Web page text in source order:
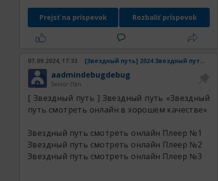
оставляемая продукция:
Prejsť na príspevok Rozbaliť príspevok
07.09.2024, 17:33 [Звездный путь] 2024 Звездный путь смотреть онлайн в хорошем качестве
aadmindebugdebug
Senior člen
[ Звездный путь ] Звездный путь «Звездный
путь смотреть онлайн в хорошем качестве»
Звездный путь смотреть онлайн Плеер №1
Звездный путь смотреть онлайн Плеер №2
Звездный путь смотреть онлайн Плеер №3